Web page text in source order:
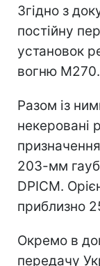
Згідно з
постійну
установок
вогню M270.
Разом із
некеровані
203-мм
DPICM.
приблизно
Окремо в
передачу